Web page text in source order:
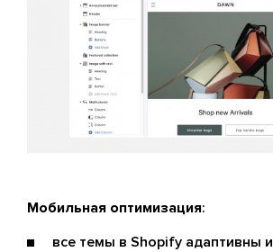
Мобильная оптимизация:
все темы в Shopify адаптивны и